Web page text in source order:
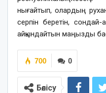
нығайтып, олардың
серпін беретін,
айқындайтын маңызды
0
700
Бөлісу